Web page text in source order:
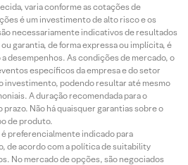
varia conforme as cotações de
é um investimento de alto risco e os
necessariamente indicativos de resultados
garantia, de forma expressa ou implícita, é
desempenhos. As condições de mercado, o
específicos da empresa e do setor
investimento, podendo resultar até mesmo
A duração recomendada para o
Não há quaisquer garantias sobre o
de produto.
preferencialmente indicado para
de acordo com a política de suitability
No mercado de opções, são negociados